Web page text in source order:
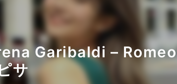
Garibaldi – Romeo
サ